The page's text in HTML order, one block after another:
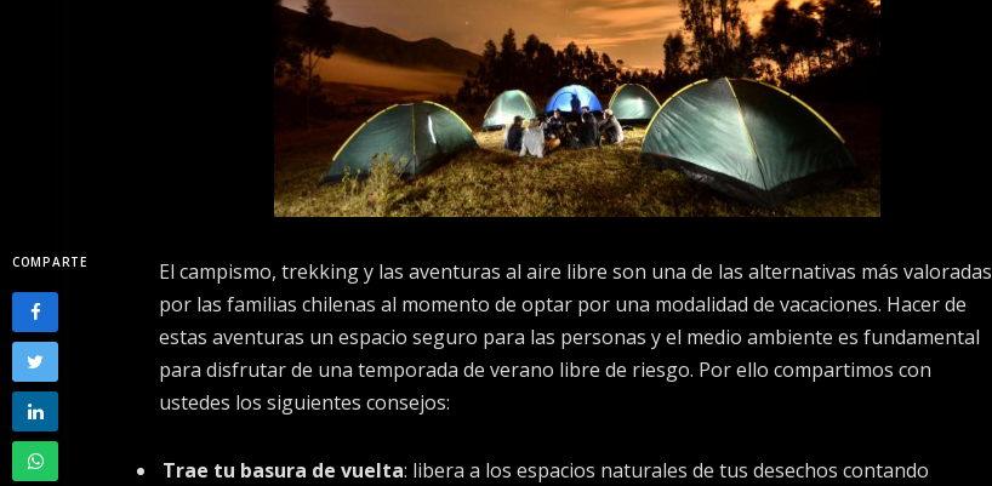
COMPARTE
El campismo, trekking y las aventuras al aire libre son una de las alternativas más valoradas
por las familias chilenas al momento de optar por una modalidad de vacaciones. Hacer de
estas aventuras un espacio seguro para las personas y el medio ambiente es fundamental
para disfrutar de una temporada de verano libre de riesgo. Por ello compartimos con
ustedes los siguientes consejos:
Trae tu basura de vuelta: libera a los espacios naturales de tus desechos contando